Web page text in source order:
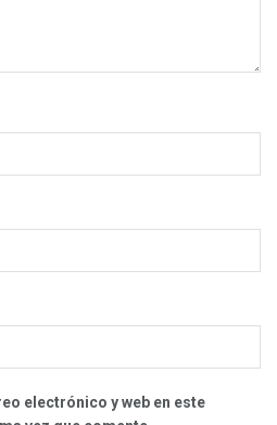
electrónico y web en este